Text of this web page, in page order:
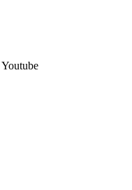
Youtube